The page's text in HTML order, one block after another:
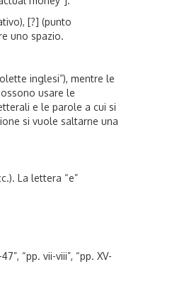
[?] (punto
uno spazio.
inglesi”), mentre le
usare le
e le parole a cui si
si vuole saltarne una
La lettera “e”
“pp. vii-viii”, “pp. XV-